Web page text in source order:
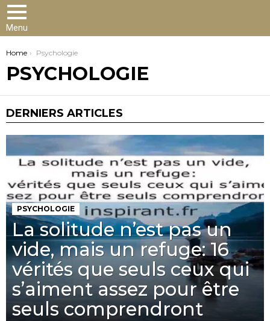
Menu
You are here:
Home Psychologie
PSYCHOLOGIE
DERNIERS ARTICLES
PSYCHOLOGIE
La solitude n’est pas un
vide, mais un refuge: 16
vérités que seuls ceux qui
s’aiment assez pour être
seuls comprendront